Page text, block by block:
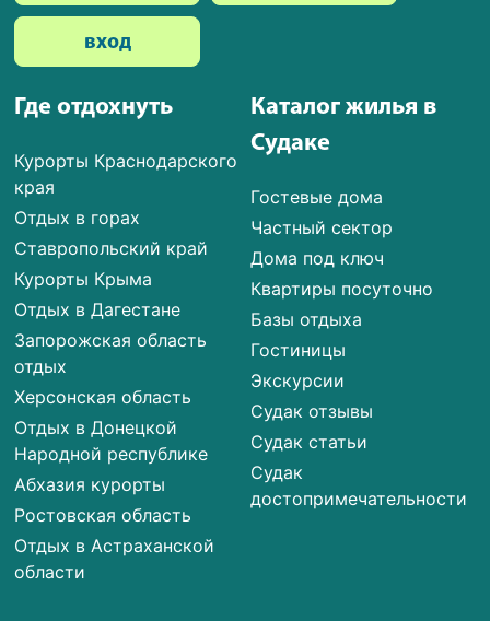
Где отдохнуть
Курорты Краснодарского
края
Отдых в горах
Ставропольский край
Курорты Крыма
Отдых в Дагестане
Запорожская область
отдых
Херсонская область
Отдых в Донецкой
Народной республике
Абхазия курорты
Ростовская область
Отдых в Астраханской
области
Каталог жилья в
Судаке
Гостевые дома
Частный сектор
Дома под ключ
Квартиры посуточно
Базы отдыха
Гостиницы
Экскурсии
Судак отзывы
Судак статьи
Судак
достопримечательности
вход